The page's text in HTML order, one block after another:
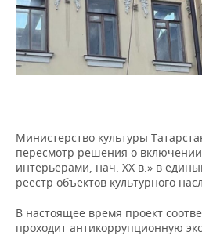
ОПК
ЭНЕРГЕТИКА
УСЛУГИ
МЕДИА
ТЕЛЕКОММУНИКАЦИИ
ВЫЕЗДНАЯ РЕДАКЦИЯ
БИЗНЕС-БРАНЧИ
ОТКРЫТАЯ ЛЕКЦИЯ
НОВОСТИ СПОРТА
ФУТБОЛ
БАСКЕТБОЛ
ВОЛЕЙБОЛ
КИБЕРСПОРТ
ОБЩЕСТВО
НОВОСТИ ОБЩЕСТВА
ИНФРАСТРУКТУРА
ИСТОРИЯ
КУЛЬТУРА
ФОТОГАЛЕРЕЯ
СПРАВОЧНИК
СПИСОК ПЕРСОН
СПИСОК КОМПАНИЙ
ПОЛНАЯ ВЕРСИЯ
Министерство культуры
пересмотр решения о
интерьерами, нач. XX в.» в
реестр объектов культурного
В настоящее время проект
проходит антикоррупционную